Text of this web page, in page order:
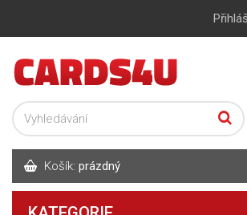
Košík: prázdný